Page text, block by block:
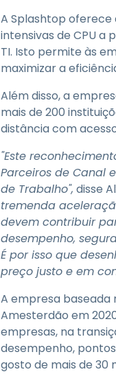
A Splashtop
intensivas de CPU a
TI. Isto permite às
maximizar a
Além disso, a
mais de 200
distância com
"Este
Parceiros de Canal
de Trabalho", disse
tremenda
devem contribuir
desempenho,
É por isso que
preço justo e em
A empresa baseada
Amesterdão em
empresas, na
desempenho,
gosto de mais de 30